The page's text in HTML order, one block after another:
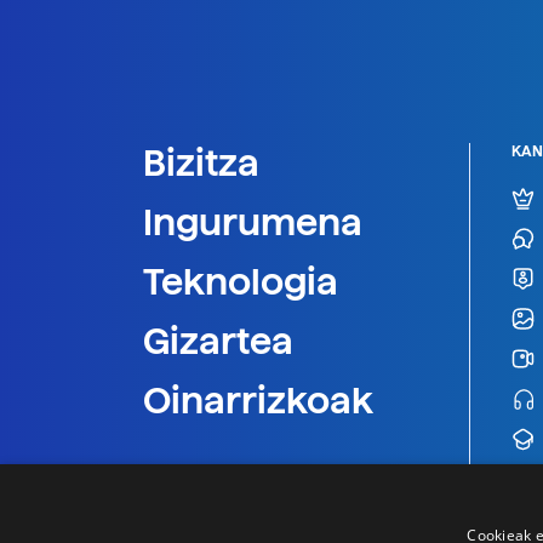
Bizitza
Ingurumena
Teknologia
Gizartea
Oinarrizkoak
Cookieak